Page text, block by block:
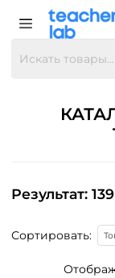
Результат:
Сортировать: